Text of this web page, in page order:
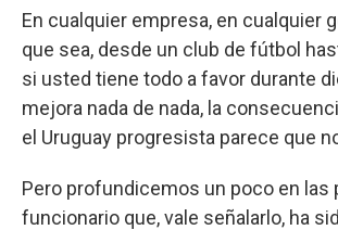
En cualquier empresa, en cualquier
que sea, desde un club de fútbol
si usted tiene todo a favor durante
mejora nada de nada, la
el Uruguay progresista parece que
Pero profundicemos un poco en las
funcionario que, vale señalarlo, ha